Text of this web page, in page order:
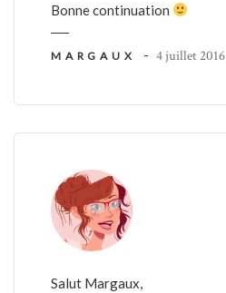
Bonne continuation
MARGAUX - 4 juillet 2016
Salut Margaux,